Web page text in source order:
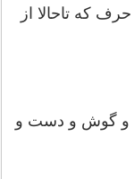
ﺣﺮﻑ ﮐﻪ ﺗﺎﺣﺎﻻ ﺍﺯ
ﻭ ﮔﻮﺵ ﻭ ﺩﺳﺖ ﻭ